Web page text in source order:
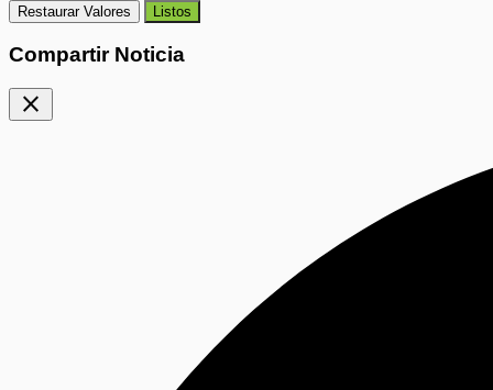
Restaurar Valores Listos
Compartir Noticia
close